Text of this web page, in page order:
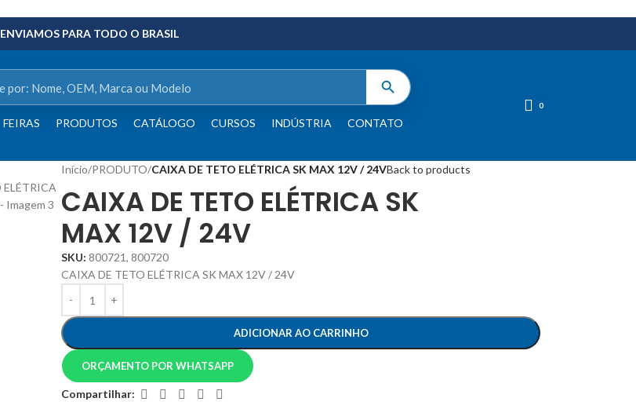
ENVIAMOS PARA TODO O BRASIL
FEIRAS PRODUTOS CATÁLOGO CURSOS INDÚSTRIA CONTATO
0
Início/PRODUTO/CAIXA DE TETO ELÉTRICA SK MAX 12V / 24VBack to products
CAIXA DE TETO ELÉTRICA SK
MAX 12V / 24V
SKU: 800721, 800720
CAIXA DE TETO ELÉTRICA SK MAX 12V / 24V
ADICIONAR AO CARRINHO
ORÇAMENTO POR WHATSAPP
Compartilhar: